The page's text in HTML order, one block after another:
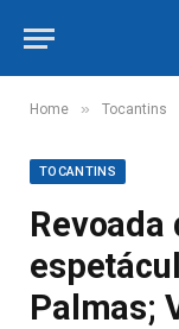
Home » Tocantins
TOCANTINS
Revoada
Palmas;